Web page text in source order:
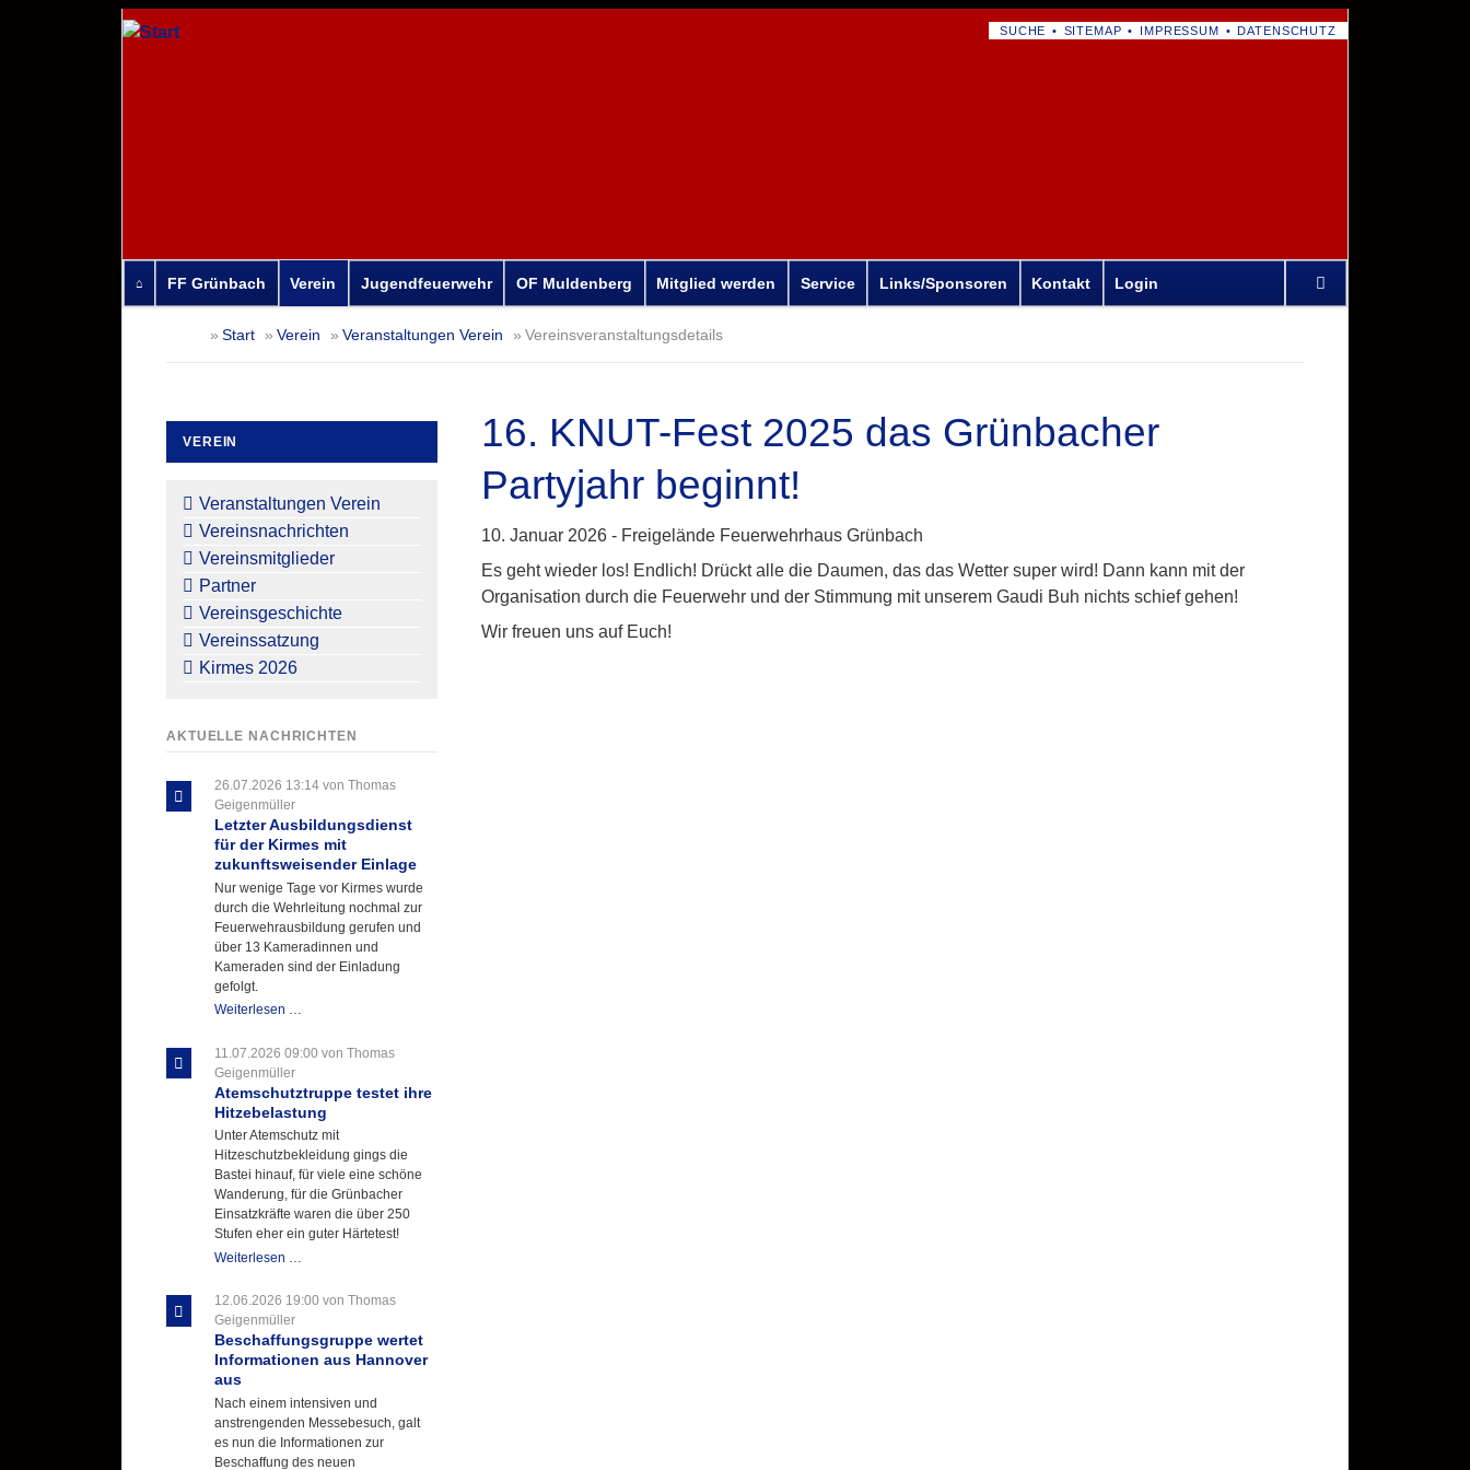
NAVIGATION
SUCHE SITEMAP IMPRESSUM DATENSCHUTZ
überspringen
FF Grünbach Verein Jugendfeuerwehr OF Muldenberg Mitglied werden Service Links/Sponsoren Kontakt Login
überspringen
Start Verein Veranstaltungen Verein Vereinsveranstaltungsdetails
16. KNUT-Fest 2025 das Grünbacher
Partyjahr beginnt!
10. Januar 2026 - Freigelände Feuerwehrhaus Grünbach
Es geht wieder los! Endlich! Drückt alle die Daumen, das das Wetter super wird! Dann kann mit der
Organisation durch die Feuerwehr und der Stimmung mit unserem Gaudi Buh nichts schief gehen!
Wir freuen uns auf Euch!
VEREIN
überspringen
Veranstaltungen Verein
Vereinsnachrichten
Vereinsmitglieder
Partner
Vereinsgeschichte
Vereinssatzung
Kirmes 2026
AKTUELLE NACHRICHTEN
26.07.2026 13:14 von Thomas
Geigenmüller
Letzter Ausbildungsdienst
für der Kirmes mit
zukunftsweisender Einlage
Nur wenige Tage vor Kirmes wurde
durch die Wehrleitung nochmal zur
Feuerwehrausbildung gerufen und
über 13 Kameradinnen und
Kameraden sind der Einladung
gefolgt.
Weiterlesen …
für
Kirmes
mit
zukunftsweisender
Einlage
11.07.2026 09:00 von Thomas
Geigenmüller
Atemschutztruppe testet ihre
Hitzebelastung
Unter Atemschutz mit
Hitzeschutzbekleidung gings die
Bastei hinauf, für viele eine schöne
Wanderung, für die Grünbacher
Einsatzkräfte waren die über 250
Stufen eher ein guter Härtetest!
Weiterlesen …
ihre
12.06.2026 19:00 von Thomas
Geigenmüller
Beschaffungsgruppe wertet
Informationen aus Hannover
aus
Nach einem intensiven und
anstrengenden Messebesuch, galt
es nun die Informationen zur
Beschaffung des neuen